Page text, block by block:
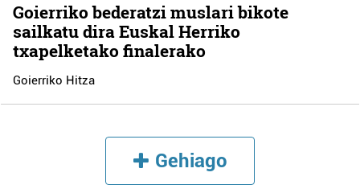
Goierriko bederatzi muslari bikote
sailkatu dira Euskal Herriko
txapelketako finalerako
Goierriko Hitza
Gehiago